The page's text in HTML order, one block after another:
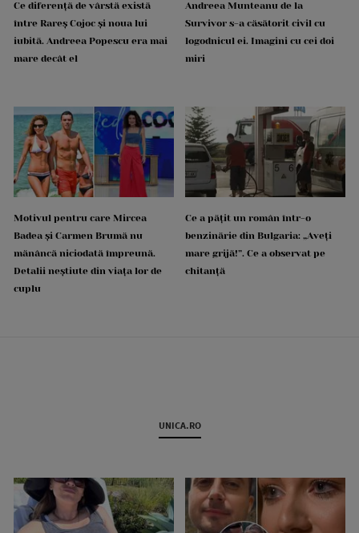
Ce diferență de vârstă există
între Rareș Cojoc și noua lui
iubită. Andreea Popescu era mai
mare decât el
Andreea Munteanu de la
Survivor s-a căsătorit civil cu
logodnicul ei. Imagini cu cei doi
miri
Motivul pentru care Mircea
Badea și Carmen Brumă nu
mănâncă niciodată împreună.
Detalii neștiute din viața lor de
cuplu
Ce a pățit un român într-o
benzinărie din Bulgaria: „Aveți
mare grijă!”. Ce a observat pe
chitanță
UNICA.RO